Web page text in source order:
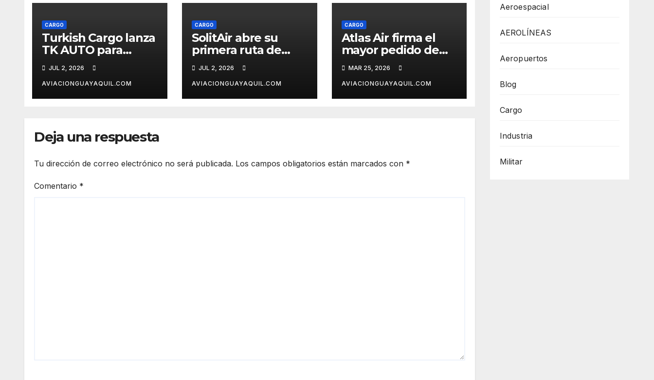
CARGO
Turkish Cargo lanza
TK AUTO para
JUL 2, 2026
AVIACIONGUAYAQUIL.COM
CARGO
SolitAir abre su
primera ruta de
Europea
JUL 2, 2026
AVIACIONGUAYAQUIL.COM
CARGO
Atlas Air firma el
mayor pedido de
cargueros de última
generación
MAR 25, 2026
AVIACIONGUAYAQUIL.COM
Deja una respuesta
Tu dirección de correo electrónico no será publicada. Los campos obligatorios están marcados con *
Comentario *
Aeroespacial
AEROLÍNEAS
Aeropuertos
Blog
Cargo
Industria
Militar